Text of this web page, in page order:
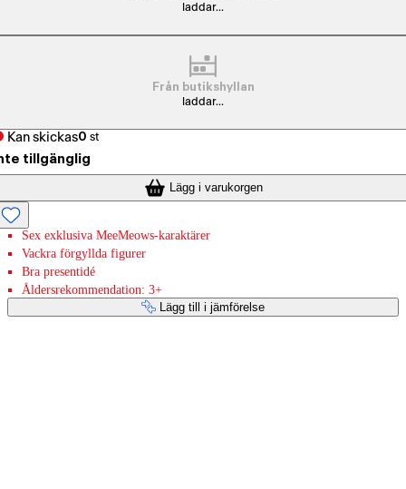
laddar...
Från butikshyllan
laddar...
Kan skickas0 st
tillgänglig
Lägg i varukorgen
Sex exklusiva MeeMeows-karaktärer
Vackra förgyllda figurer
Bra presentidé
Åldersrekommendation: 3+
Lägg till i jämförelse